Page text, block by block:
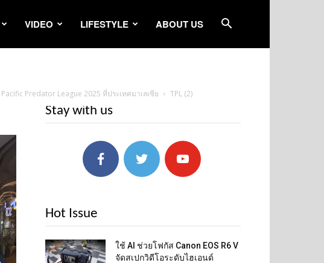
VIDEO LIFESTYLE ABOUT US
Predator League 2025 ที่ประเทศมาเลเซีย TPL (2)
Stay with us
Hot Issue
ใช้ AI ช่วยโฟกัส Canon EOS R6 V
จัดสเปกวิดีโอระดับไฮเอนด์